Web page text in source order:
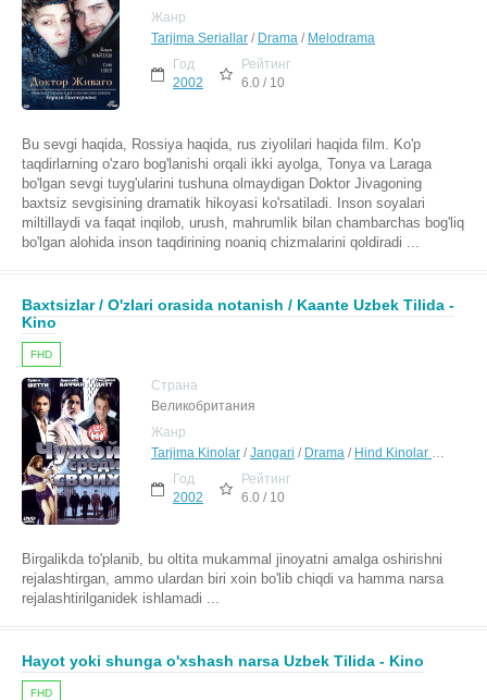
Жанр
Tarjima Seriallar / Drama / Melodrama
Год
2002
Рейтинг
6.0 / 10
Bu sevgi haqida, Rossiya haqida, rus ziyolilari haqida film. Ko'p
taqdirlarning o'zaro bog'lanishi orqali ikki ayolga, Tonya va Laraga
bo'lgan sevgi tuyg'ularini tushuna olmaydigan Doktor Jivagoning
baxtsiz sevgisining dramatik hikoyasi ko'rsatiladi. Inson soyalari
miltillaydi va faqat inqilob, urush, mahrumlik bilan chambarchas bog'liq
bo'lgan alohida inson taqdirining noaniq chizmalarini qoldiradi ...
Baxtsizlar / O'zlari orasida notanish / Kaante Uzbek Tilida -
Kino
FHD
Страна
Великобритания
Жанр
Tarjima Kinolar /Jangari / Drama / Hind Kinolar Uzbek Tilida
Год
2002
Рейтинг
6.0 / 10
Birgalikda to'planib, bu oltita mukammal jinoyatni amalga oshirishni
rejalashtirgan, ammo ulardan biri xoin bo'lib chiqdi va hamma narsa
rejalashtirilganidek ishlamadi ...
Hayot yoki shunga o'xshash narsa Uzbek Tilida - Kino
FHD